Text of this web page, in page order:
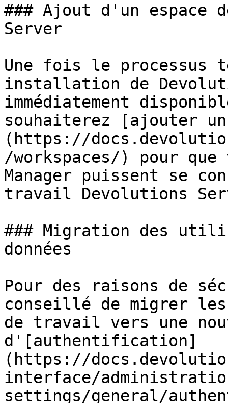
### Ajout d'un espace
Server
Une fois le processus
installation de
immédiatement
souhaiterez [ajouter
(https://
/workspaces/) pour que
Manager puissent se
travail Devolutions
### Migration des
données
Pour des raisons de
conseillé de migrer
de travail vers une
d'[authentification]
(https://
interface/
settings/general/